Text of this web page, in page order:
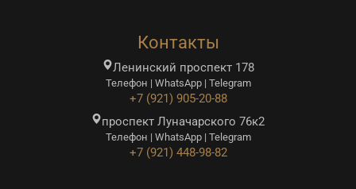
Контакты
Ленинский проспект 178
Телефон | WhatsApp | Telegram
+7 (921) 905-20-88
проспект Луначарского 76к2
Телефон | WhatsApp | Telegram
+7 (921) 448-98-82